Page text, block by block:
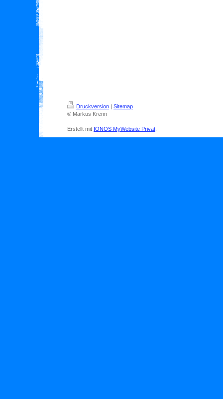
Druckversion | Sitemap
© Markus Krenn
Erstellt mit IONOS MyWebsite Privat